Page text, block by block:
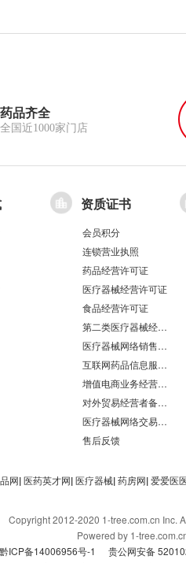
药品齐全
全国近1000家门店
资质证书
会员积分
连锁营业执照
药品经营许可证
医疗器械经营许可证
食品经营许可证
第二类医疗器械经营备案凭证
医疗器械网络销售备案
互联网药品信息服务资格证书
增值电商业务经营许可证
对外贸易经营者备案登记表/海关报关单位注册登记证书
医疗器械网络交易服务第三方平台备案凭证
售后反馈
网| 医药英才网| 医疗器械| 药房网| 爱爱医
Copyright 2012-2020 1-tree.com.cn Inc.
Powered by 1-
黔ICP备14006956号-1
贵公网安备